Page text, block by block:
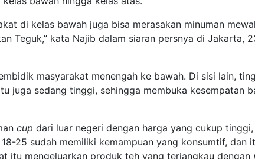
di kelas bawah juga bisa merasakan minuman
Teguk,” kata Najib dalam siaran persnya di Jakarta,
masyarakat menengah ke bawah. Di sisi lain,
juga sedang tinggi, sehingga membuka kesempatan
cup dari luar negeri dengan harga yang cukup
25 sudah memiliki kemampuan yang konsumtif, dan
itu mengeluarkan produk teh yang terjangkau dengan